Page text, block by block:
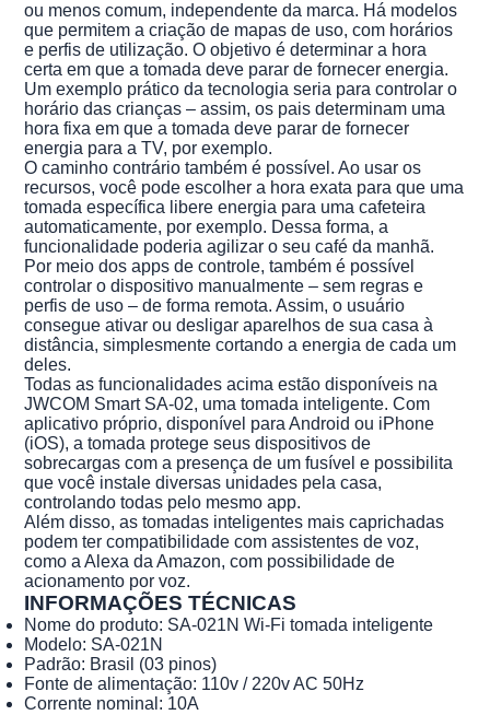
ou menos comum, independente da marca. Há modelos
que permitem a criação de mapas de uso, com horários
e perfis de utilização. O objetivo é determinar a hora
certa em que a tomada deve parar de fornecer energia.
Um exemplo prático da tecnologia seria para controlar o
horário das crianças – assim, os pais determinam uma
hora fixa em que a tomada deve parar de fornecer
energia para a TV, por exemplo.
O caminho contrário também é possível. Ao usar os
recursos, você pode escolher a hora exata para que uma
tomada específica libere energia para uma cafeteira
automaticamente, por exemplo. Dessa forma, a
funcionalidade poderia agilizar o seu café da manhã.
Por meio dos apps de controle, também é possível
controlar o dispositivo manualmente – sem regras e
perfis de uso – de forma remota. Assim, o usuário
consegue ativar ou desligar aparelhos de sua casa à
distância, simplesmente cortando a energia de cada um
deles.
Todas as funcionalidades acima estão disponíveis na
JWCOM Smart SA-02, uma tomada inteligente. Com
aplicativo próprio, disponível para Android ou iPhone
(iOS), a tomada protege seus dispositivos de
sobrecargas com a presença de um fusível e possibilita
que você instale diversas unidades pela casa,
controlando todas pelo mesmo app.
Além disso, as tomadas inteligentes mais caprichadas
podem ter compatibilidade com assistentes de voz,
como a Alexa da Amazon, com possibilidade de
acionamento por voz.
INFORMAÇÕES TÉCNICAS
Nome do produto: SA-021N Wi-Fi tomada inteligente
Modelo: SA-021N
Padrão: Brasil (03 pinos)
Fonte de alimentação: 110v / 220v AC 50Hz
Corrente nominal: 10A